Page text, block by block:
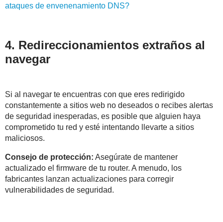
ataques de envenenamiento DNS?
4. Redireccionamientos extraños al
navegar
Si al navegar te encuentras con que eres redirigido
constantemente a sitios web no deseados o recibes alertas
de seguridad inesperadas, es posible que alguien haya
comprometido tu red y esté intentando llevarte a sitios
maliciosos.
Consejo de protección: Asegúrate de mantener
actualizado el firmware de tu router. A menudo, los
fabricantes lanzan actualizaciones para corregir
vulnerabilidades de seguridad.